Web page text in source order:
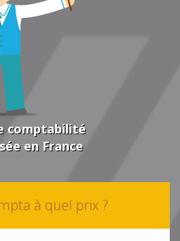
comptabilité
en France
à quel prix ?